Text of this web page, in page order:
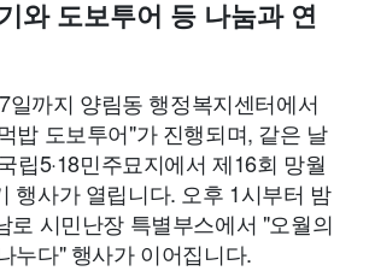
와 도보투어 등 나눔과 연
일까지 양림동 행정복지센터에서
밥 도보투어"가 진행되며, 같은 날
립5·18민주묘지에서 제16회 망월
행사가 열립니다. 오후 1시부터 밤
로 시민난장 특별부스에서 "오월의
누다" 행사가 이어집니다.